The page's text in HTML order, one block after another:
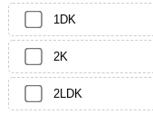
1DK
2K
2LDK